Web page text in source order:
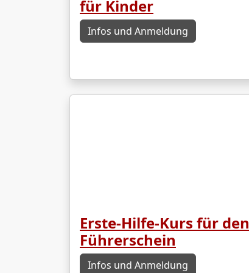
für Kinder
Infos und Anmeldung
Erste-Hilfe-Kurs für den
Führerschein
Infos und Anmeldung